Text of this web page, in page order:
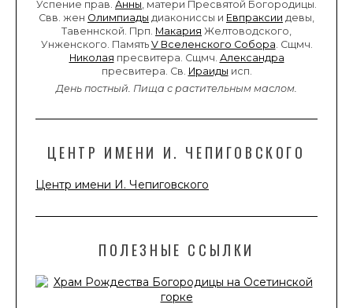
Успение прав. Анны, матери Пресвятой Богородицы.
Свв. жен Олимпиады диакониссы и Евпраксии девы,
Тавеннской. Прп. Макария Желтоводского,
Унженского. Память V Вселенского Собора. Сщмч.
Николая пресвитера. Сщмч. Александра
пресвитера. Св. Ираиды исп.
День постный. Пища с растительным маслом.
ЦЕНТР ИМЕНИ И. ЧЕПИГОВСКОГО
Центр имени И. Чепиговского
ПОЛЕЗНЫЕ ССЫЛКИ